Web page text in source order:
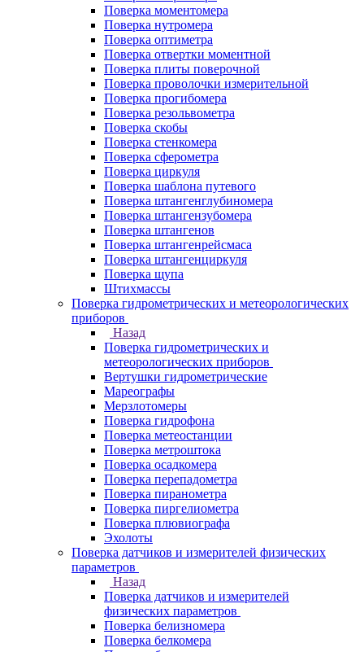
Поверка моментомера
Поверка нутромера
Поверка оптиметра
Поверка отвертки моментной
Поверка плиты поверочной
Поверка проволочки измерительной
Поверка прогибомера
Поверка резольвометра
Поверка скобы
Поверка стенкомера
Поверка сферометра
Поверка циркуля
Поверка шаблона путевого
Поверка штангенглубиномера
Поверка штангензубомера
Поверка штангенов
Поверка штангенрейсмаса
Поверка штангенциркуля
Поверка щупа
Штихмассы
Поверка гидрометрических и метеорологических
приборов
Назад
Поверка гидрометрических и
метеорологических приборов
Вертушки гидрометрические
Мареографы
Мерзлотомеры
Поверка гидрофона
Поверка метеостанции
Поверка метроштока
Поверка осадкомера
Поверка перепадометра
Поверка пиранометра
Поверка пиргелиометра
Поверка плювиографа
Эхолоты
Поверка датчиков и измерителей физических
параметров
Назад
Поверка датчиков и измерителей
физических параметров
Поверка белизномера
Поверка белкомера